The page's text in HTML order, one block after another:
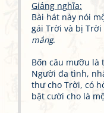
Giảng nghĩa:
Bài hát này nói
gái Trời và bị Trời
mắng.
Bốn câu mưỡu là
Người đa tình,
thư cho Trời, có
bật cười cho là